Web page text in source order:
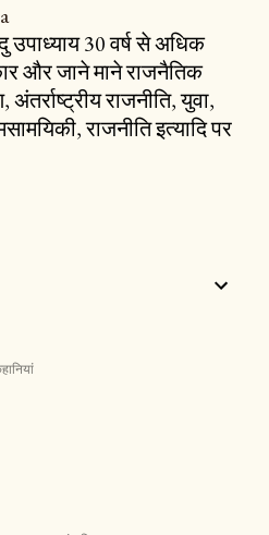
30 वर्ष से अधिक
और जाने माने राजनैतिक
राजनीति, युवा,
राजनीति इत्यादि पर